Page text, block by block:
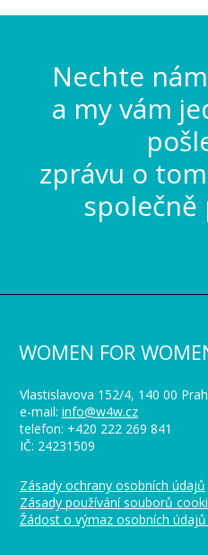
Nechte
a my vám
zprávu o
WOMEN FOR
Vlastislavova 152/4, 140 00
e-mail: info@w4w.cz
telefon: +420 222 269 841
IČ: 24231509
Zásady ochrany osobních údajů
Zásady používání souborů
Žádost o výmaz osobních